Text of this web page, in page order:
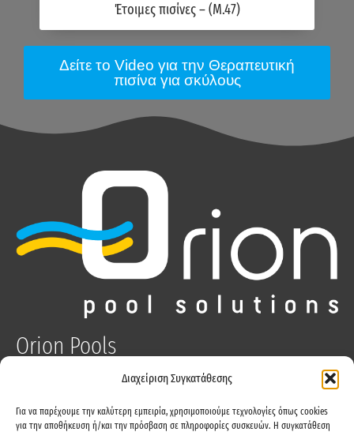
Διαχείριση Συγκατάθεσης
Για να παρέχουμε την καλύτερη εμπειρία, χρησιμοποιούμε τεχνολογίες όπως cookies
για την αποθήκευση ή/και την πρόσβαση σε πληροφορίες συσκευών. Η συγκατάθεση
Έτοιμες πισίνες – (M.47)
Δείτε το Video για την Θεραπευτική
πισίνα για σκύλους
Orion Pools
210-9411730